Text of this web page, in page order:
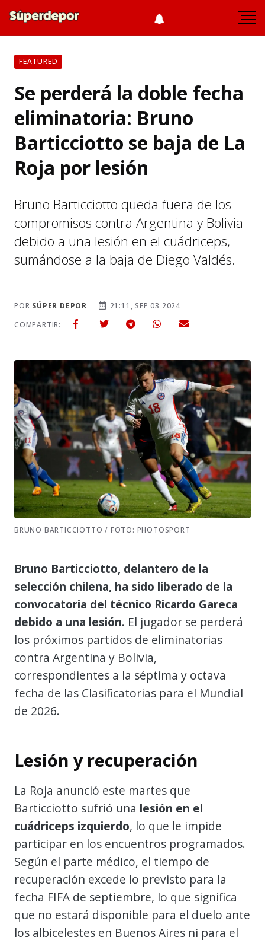
FEATURED
Se perderá la doble fecha
eliminatoria: Bruno
Barticciotto se baja de La
Roja por lesión
Bruno Barticciotto queda fuera de los
compromisos contra Argentina y Bolivia
debido a una lesión en el cuádriceps,
sumándose a la baja de Diego Valdés.
POR SÚPER DEPOR
21:11, SEP 03 2024
COMPARTIR:
BRUNO BARTICCIOTTO / FOTO: PHOTOSPORT
Bruno Barticciotto, delantero de la
selección chilena, ha sido liberado de la
convocatoria del técnico Ricardo Gareca
debido a una lesión. El jugador se perderá
los próximos partidos de eliminatorias
contra Argentina y Bolivia,
correspondientes a la séptima y octava
fecha de las Clasificatorias para el Mundial
de 2026.
Lesión y recuperación
La Roja anunció este martes que
Barticciotto sufrió una lesión en el
cuádriceps izquierdo, lo que le impide
participar en los encuentros programados.
Según el parte médico, el tiempo de
recuperación excede lo previsto para la
fecha FIFA de septiembre, lo que significa
que no estará disponible para el duelo ante
los albicelestes en Buenos Aires ni para el